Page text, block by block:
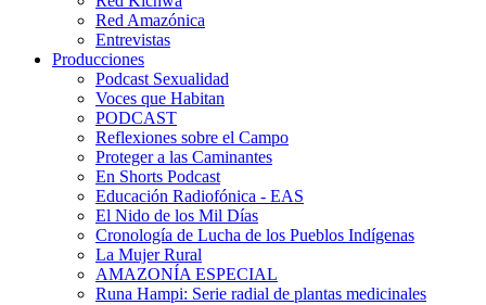
Red Amazónica
Entrevistas
Producciones
Podcast Sexualidad
Voces que Habitan
PODCAST
Reflexiones sobre el Campo
Proteger a las Caminantes
En Shorts Podcast
Educación Radiofónica - EAS
El Nido de los Mil Días
Cronología de Lucha de los Pueblos Indígenas
La Mujer Rural
AMAZONÍA ESPECIAL
Runa Hampi: Serie radial de plantas medicinales